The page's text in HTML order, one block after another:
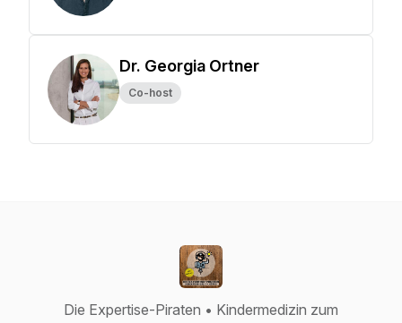
Dr. Georgia Ortner
Co-host
Die Expertise-Piraten • Kindermedizin zum